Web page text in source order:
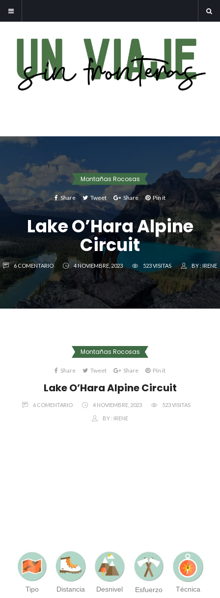
Montañas Rocosas
Share Tweet Share Pin it
Lake O’Hara Alpine
Circuit
6 COMENTARIO 4 NOVIEMBRE, 2023 523 VISITAS BY : IRENE
Montañas Rocosas
Share Tweet Share Pin it
Lake O’Hara Alpine Circuit
6 COMENTARIO 4 NOVIEMBRE, 2023 523 VISITAS
BY : IRENE
Tipo Distancia Desnivel Esfuerzo Técnica